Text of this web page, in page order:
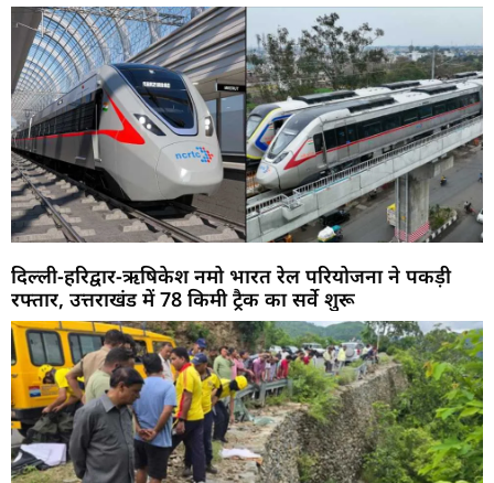
दिल्ली-हरिद्वार-ऋषिकेश नमो भारत रेल परियोजना ने पकड़ी
रफ्तार, उत्तराखंड में 78 किमी ट्रैक का सर्वे शुरू